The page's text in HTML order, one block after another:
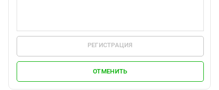
РЕГИСТРАЦИЯ
ОТМЕНИТЬ